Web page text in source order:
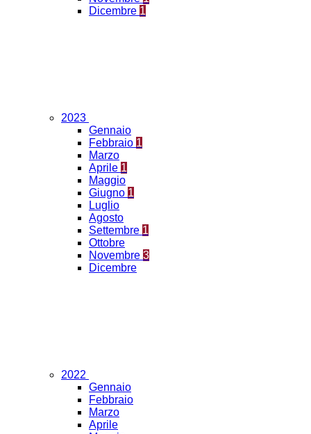
Dicembre 1
2023
Gennaio
Febbraio 1
Marzo
Aprile 1
Maggio
Giugno 1
Luglio
Agosto
Settembre 1
Ottobre
Novembre 3
Dicembre
2022
Gennaio
Febbraio
Marzo
Aprile